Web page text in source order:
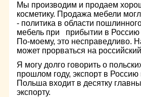
Мы производим и продаем
косметику. Продажа мебели
- политика в области
мебель при прибытии в Россию
По-моему, это несправедливо.
может прорваться на
Я могу долго говорить о
прошлом году, экспорт в
Польша входит в десятку
экспорту.